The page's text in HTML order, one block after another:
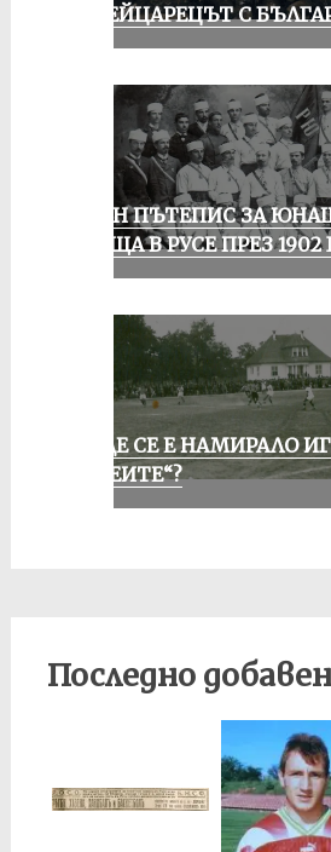
ШВЕЙЦАРЕЦЪТ С
ЕДИН ПЪТЕПИС ЗА
СРЕЩА В РУСЕ ПРЕЗ 1902
КЪДЕ СЕ Е НАМИРАЛО
„АЛЕИТЕ“?
Последно